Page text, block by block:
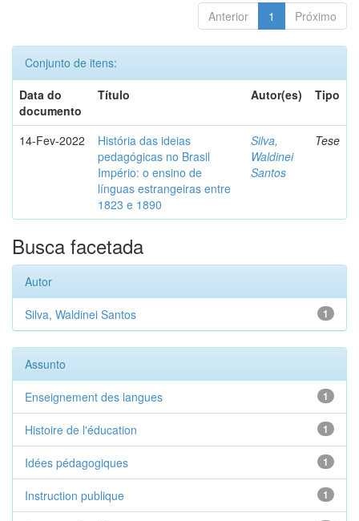
Anterior 1 Próximo
Conjunto de itens:
Data do
documento
Título Autor(es) Tipo
14-Fev-2022
História das ideias
pedagógicas no Brasil
Império: o ensino de
línguas estrangeiras entre
1823 e 1890
Silva,
Waldinei
Santos
Tese
Busca facetada
Autor
1
Silva, Waldinei Santos
Assunto
1
Enseignement des langues
1
Histoire de l'éducation
1
Idées pédagogiques
1
Instruction publique